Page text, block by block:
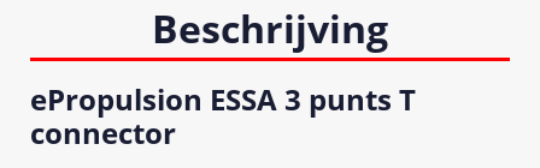
Beschrijving
ePropulsion ESSA 3 punts T
connector